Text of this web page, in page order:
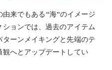
来でもある“海”のイメージ
ョンでは、過去のアイテム
ーンメイキングと先端のテ
へとアップデートしてい